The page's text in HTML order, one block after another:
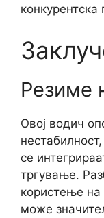
конкурентска
Резиме
Овој водич
се
тргување.
користење на
може